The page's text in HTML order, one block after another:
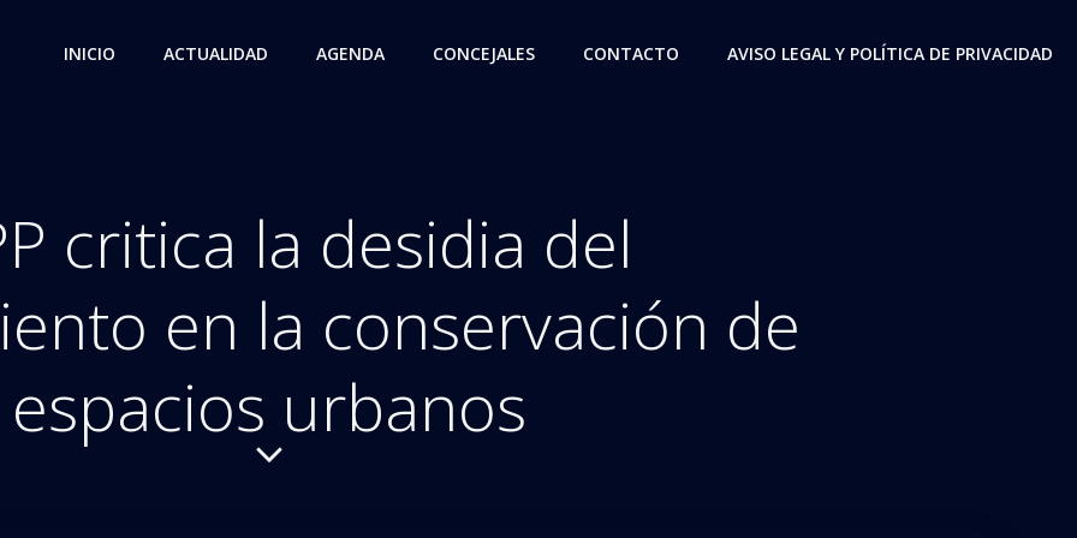
INICIO ACTUALIDAD AGENDA CONCEJALES CONTACTO AVISO LEGAL Y POLÍTICA DE PRIVACIDAD
critica la desidia del
en la conservación de
espacios urbanos